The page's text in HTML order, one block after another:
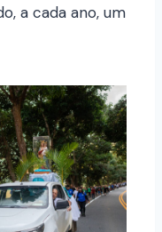
a cada ano, um